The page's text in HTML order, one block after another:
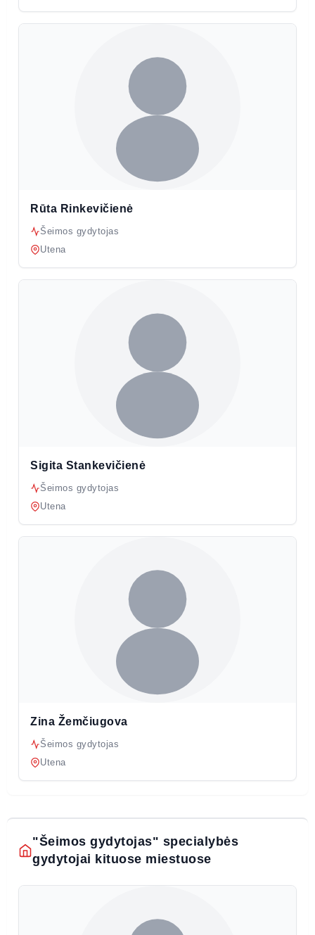
Rūta Rinkevičienė
Šeimos gydytojas
Utena
Sigita Stankevičienė
Šeimos gydytojas
Utena
Zina Žemčiugova
Šeimos gydytojas
Utena
"Šeimos gydytojas" specialybės
gydytojai kituose miestuose